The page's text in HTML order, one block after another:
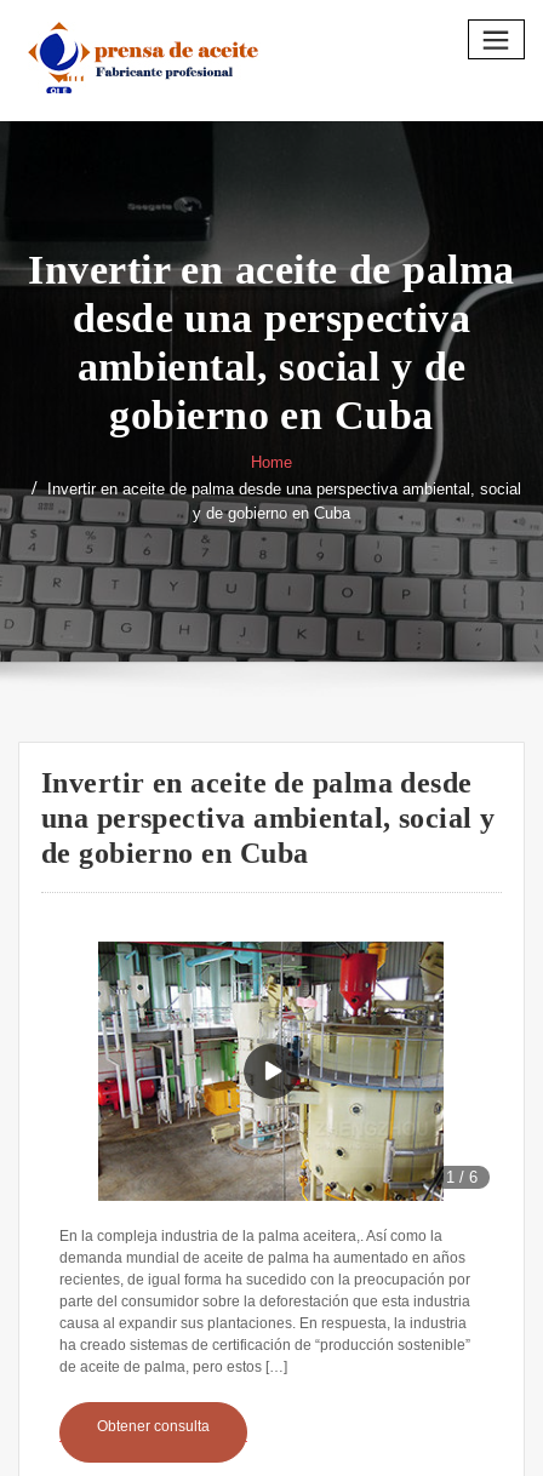
content
Invertir en aceite de palma
desde una perspectiva
ambiental, social y de
gobierno en Cuba
Home
Invertir en aceite de palma desde una perspectiva ambiental, social
y de gobierno en Cuba
Invertir en aceite de palma desde
una perspectiva ambiental, social y
de gobierno en Cuba
1 /6
En la compleja industria de la palma aceitera,. Así como la
demanda mundial de aceite de palma ha aumentado en años
recientes, de igual forma ha sucedido con la preocupación por
parte del consumidor sobre la deforestación que esta industria
causa al expandir sus plantaciones. En respuesta, la industria
ha creado sistemas de certificación de “producción sostenible”
de aceite de palma, pero estos […]
Obtener consulta